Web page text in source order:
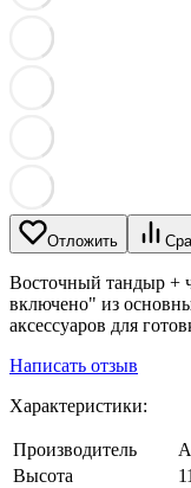
Отложить
Восточный тандыр +
включено" из
аксессуаров для
Написать отзыв
Характеристики:
Производитель
Высота